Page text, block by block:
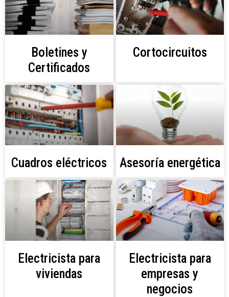
Boletines y
Certificados
Cortocircuitos
Cuadros eléctricos Asesoría energética
Electricista para
viviendas
Electricista para
empresas y
negocios